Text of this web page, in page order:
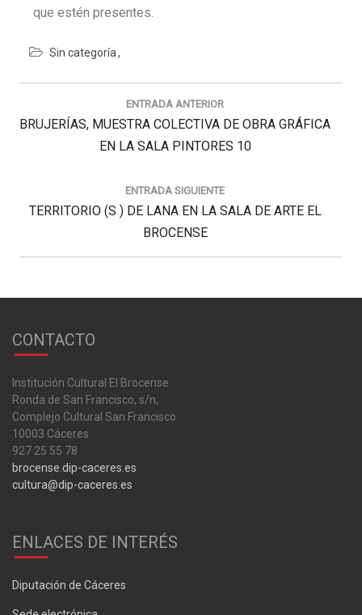
que estén presentes.
Sin categoría
ENTRADA ANTERIOR
Previous
BRUJERÍAS, MUESTRA COLECTIVA DE OBRA GRÁFICA
EN LA SALA PINTORES 10
ENTRADA SIGUIENTE
Next
TERRITORIO (S ) DE LANA EN LA SALA DE ARTE EL
BROCENSE
CONTACTO
Institución Cultural El Brocense
Ronda de San Francisco, s/n,
Complejo Cultural San Francisco
10003 Cáceres
927 25 55 78
brocense.dip-caceres.es
cultura@dip-caceres.es
ENLACES DE INTERÉS
Diputación de Cáceres